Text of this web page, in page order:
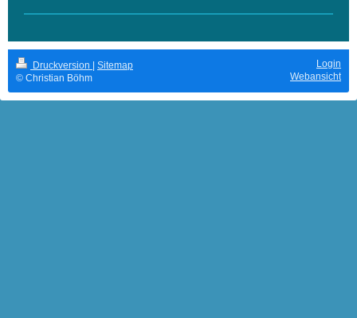
Druckversion | Sitemap
© Christian Böhm
Login
Webansicht